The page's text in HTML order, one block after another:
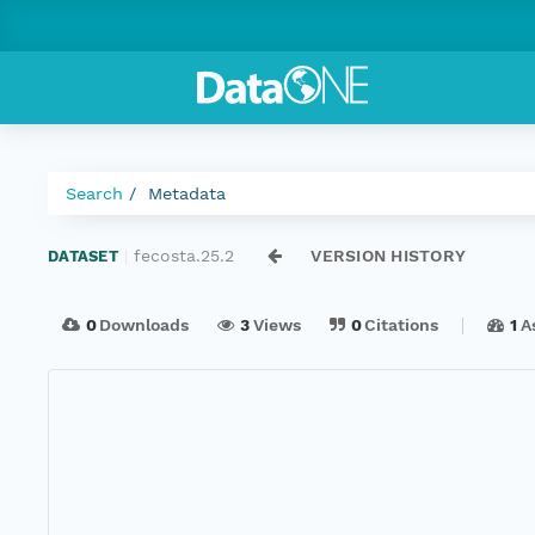
Search Metadata
DATASET fecosta.25.2 VERSION HISTORY
0Downloads 3Views 0Citations 1